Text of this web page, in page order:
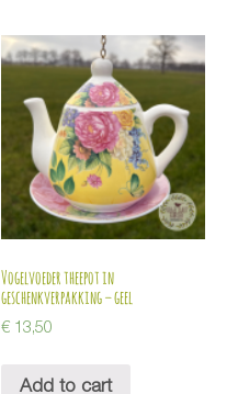
Vogelvoeder theepot in
geschenkverpakking – geel
€13,50
Add to cart